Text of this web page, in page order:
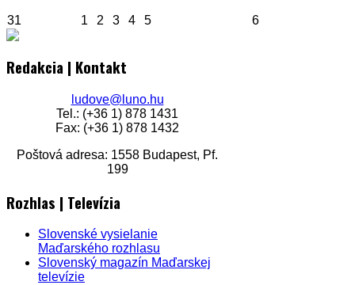
31 1 2 3 4 5 6
Redakcia | Kontakt
ludove@luno.hu
Tel.: (+36 1) 878 1431
Fax: (+36 1) 878 1432
Poštová adresa: 1558 Budapest, Pf.
199
Rozhlas | Televízia
Slovenské vysielanie
Maďarského rozhlasu
Slovenský magazín Maďarskej
televízie